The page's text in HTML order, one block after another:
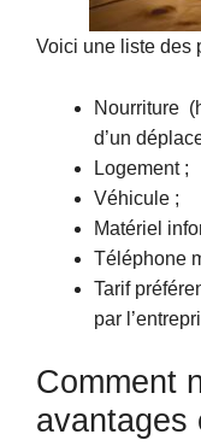
Voici une liste des
Nourriture
d’un
Logement ;
Véhicule ;
Matériel
Téléphone
Tarif
par
Comment
avantages